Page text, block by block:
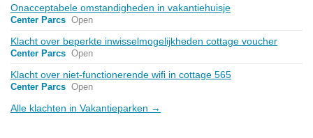
Onacceptabele omstandigheden in vakantiehuisje
Center Parcs Open
Klacht over beperkte inwisselmogelijkheden cottage voucher
Center Parcs Open
Klacht over niet-functionerende wifi in cottage 565
Center Parcs Open
Alle klachten in Vakantieparken →